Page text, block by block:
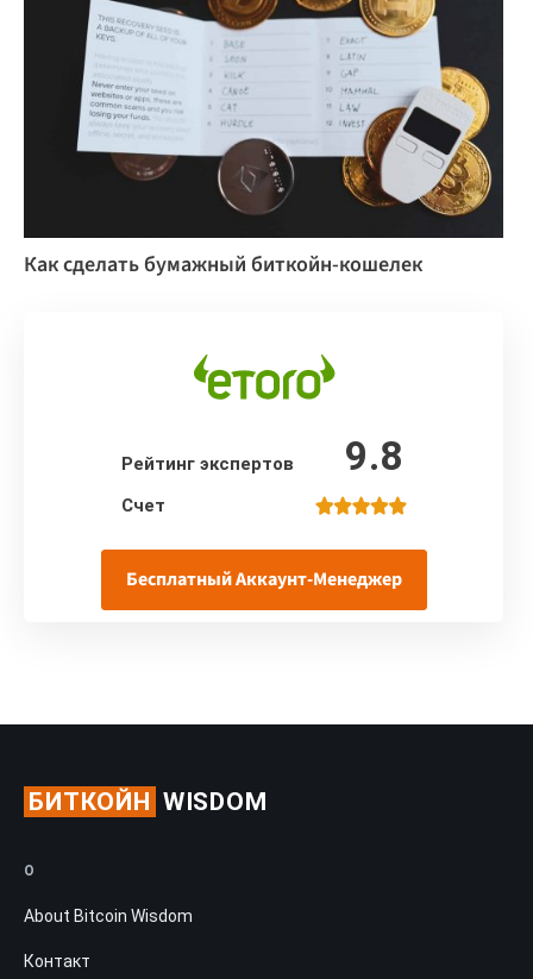
Как сделать бумажный биткойн-кошелек
Рейтинг экспертов 9.8
Счет
Бесплатный Аккаунт-Менеджер
БИТКОЙН WISDOM
О
About Bitcoin Wisdom
Контакт